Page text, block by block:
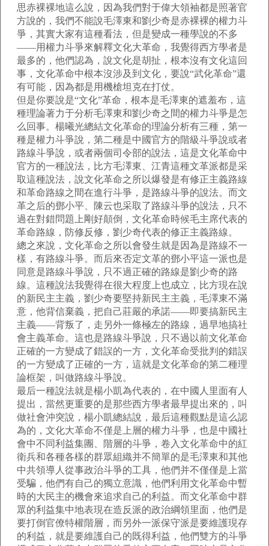
思赤裸裸地這么說，因為我們對于偉大領袖都是照著官
方說的，我們不能說毛澤東和劉少奇是赤裸裸的權力斗
爭，其實大家有這種看法，但是變成一種學說的不多
——用權力斗爭來解釋文化大革命，我覺得西方學者是
最多的，他們認為，說文化是胡扯，根本沒有文化這回
事，文化革命中根本沒涉及到文化，要說“武化革命”還
有可能，因為都是用機槍坦克在打仗。
但是你要說是“文化”革命，根本是毛澤東的遮羞布，這
種理論著力于分析毛澤東和劉少奇之間的權力斗爭是怎
么回事。楊曦光總結文化革命的理論分析有三種，第一
種是權力斗爭說，第二種是中國官方的階級斗爭說或者
路線斗爭說，或者兩個司令部的說法，這是文化革命中
官方的一種說法，比方毛澤東、江青這種文革派都是采
取這種說法，說文化革命之所以爆發是有修正主義路線
和革命路線之間在進行斗爭，是路線斗爭的說法。而文
革之后的鄧小平、陳云也采取了路線斗爭的說法，只不
過在對錯問題上剛好顛倒，文化革命時候毛主席代表的
革命路線，防修反修，劉少奇代表的修正主義路線。
總之來說，文化革命之所以會發生就是因為是路線不一
樣，有路線斗爭。而后來否定文革的鄧小平這一派也是
同意是路線斗爭說，只不過正確的路線是劉少奇的路
線。這種說法我覺得在很大程度上也成立，比方現在說
的新民主主義，劉少奇要堅持新民主主義，毛澤東不滿
意，他背信棄義，把自己莊嚴的承諾——即要搞新民主
主義——背叛了，走另外一條極左的路線，過早地搞社
會主義革命。這也是路線斗爭說，只不過以前文化革命
正確的一方變成了錯誤的一方，文化革命受批判的錯誤
的一方變成了正確的一方，這就是文化革命的第二種理
論框架，叫做路線斗爭說。
最后一種說法就是楊小凱為代表的，在中國人里面有人
提出，當然更重要的是那些西方學者最早提出來的，叫
做社會沖突說，楊小凱總結說，最后這種觀點是這么認
為的，文化大革命不僅是上層的權力斗爭，也是中國社
會中不同利益集團、階層的斗爭，卷入文化革命中的紅
衛兵和各種各樣的群眾組織并不簡單的是毛澤東和其他
中共領導人從事政治斗爭的工具，他們并不僅僅是上當
受騙，他們有自己的獨立意識，他們利用文化革命中暫
時的大民主的機會來追求自己的利益。而文化革命中群
眾的利益集中地表現在造反派的政治綱領里面，他們是
要打倒官僚特權階層，而另外一派保守派是要維護現存
的利益，就是要維護自己的既得利益，他們雙方的斗爭